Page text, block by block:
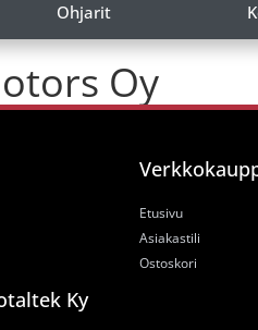
Ohjarit
Oy
Ky
Etusivu
Asiakastili
Ostoskori